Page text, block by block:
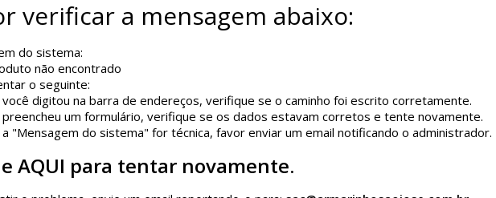
verificar a mensagem abaixo:
do sistema:
não encontrado
o seguinte:
você digitou na barra de endereços, verifique se o caminho foi escrito corretamente.
preencheu um formulário, verifique se os dados estavam corretos e tente novamente.
a "Mensagem do sistema" for técnica, favor enviar um email notificando o administrador.
AQUI para tentar novamente.